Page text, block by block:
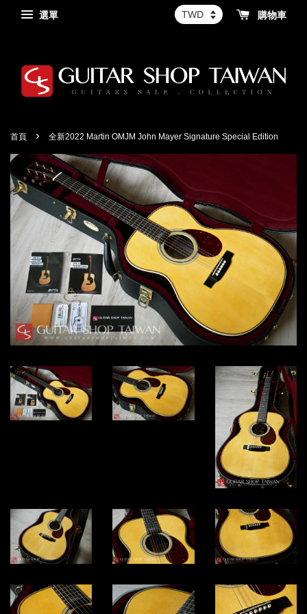
選單 購物車
首頁 › 全新2022 Martin OMJM John Mayer Signature Special Edition